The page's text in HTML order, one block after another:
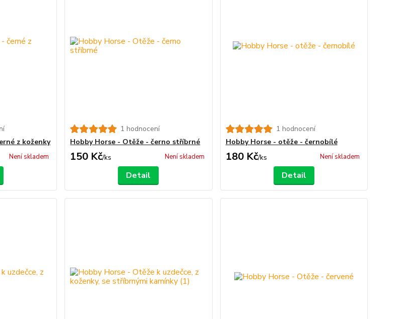
z koženky
Není skladem
1 hodnocení
Hobby Horse - Otěže - černo stříbrné
150 Kč/ks Není skladem
Detail
1 hodnocení
Hobby Horse - otěže - černobílé
180 Kč/ks Není skladem
Detail